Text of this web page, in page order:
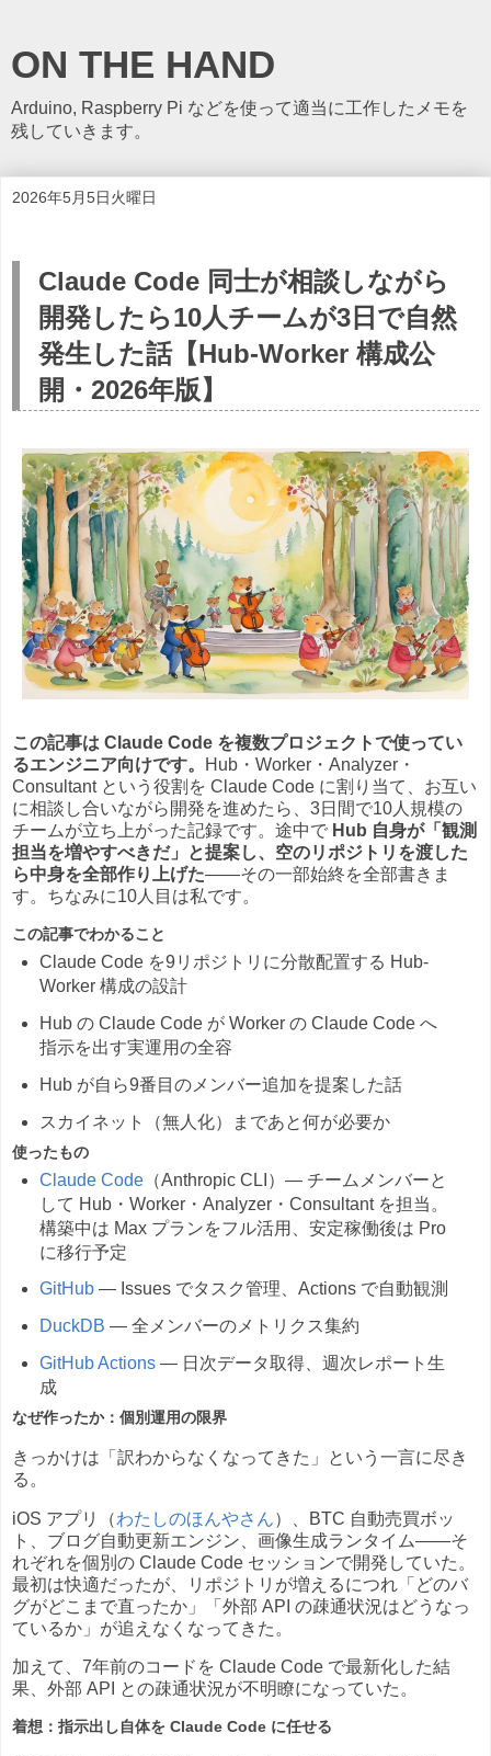
ON THE HAND
Arduino, Raspberry Pi などを使って適当に工作したメモを
残していきます。
2026年5月5日火曜日
Claude Code 同士が相談しながら
開発したら10人チームが3日で自然
発生した話【Hub-Worker 構成公
開・2026年版】
この記事は Claude Code を複数プロジェクトで使ってい
るエンジニア向けです。
Hub・Worker・Analyzer・
Consultant という役割を Claude Code に割り当て、お互い
に相談し合いながら開発を進めたら、3日間で10人規模の
チームが立ち上がった記録です。途中で Hub 自身が「観測
担当を増やすべきだ」と提案し、空のリポジトリを渡した
ら中身を全部作り上げた——その一部始終を全部書きま
す。ちなみに10人目は私です。
この記事でわかること
Claude Code を9リポジトリに分散配置する Hub-
Worker 構成の設計
Hub の Claude Code が Worker の Claude Code へ
指示を出す実運用の全容
Hub が自ら9番目のメンバー追加を提案した話
スカイネット（無人化）まであと何が必要か
使ったもの
Claude Code（Anthropic CLI）— チームメンバーと
して Hub・Worker・Analyzer・Consultant を担当。
構築中は Max プランをフル活用、安定稼働後は Pro
に移行予定
GitHub— Issues でタスク管理、Actions で自動観測
DuckDB — 全メンバーのメトリクス集約
GitHub Actions— 日次データ取得、週次レポート生
成
なぜ作ったか：個別運用の限界
きっかけは「訳わからなくなってきた」という一言に尽き
る。
iOS アプリ（わたしのほんやさん）、BTC 自動売買ボッ
ト、ブログ自動更新エンジン、画像生成ランタイム——そ
れぞれを個別の Claude Code セッションで開発していた。
最初は快適だったが、リポジトリが増えるにつれ「どのバ
グがどこまで直ったか」「外部 API の疎通状況はどうなっ
ているか」が追えなくなってきた。
加えて、7年前のコードを Claude Code で最新化した結
果、外部 API との疎通状況が不明瞭になっていた。
着想：指示出し自体を Claude Code に任せる